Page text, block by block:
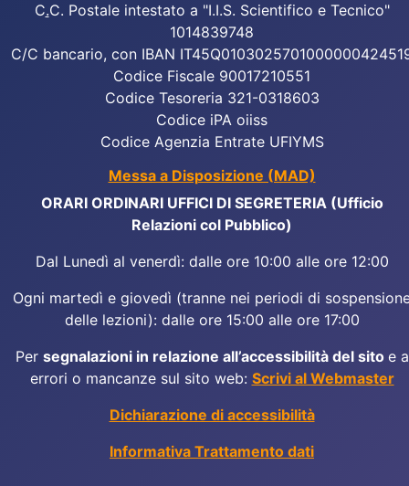
C.C. Postale intestato a "I.I.S. Scientifico e Tecnico"
1014839748
C/C bancario, con IBAN
Codice Fiscale 90017210551
Codice Tesoreria 321-0318603
Codice iPA oiiss
Codice Agenzia Entrate UFIYMS
Messa a Disposizione (MAD)
ORARI ORDINARI UFFICI DI SEGRETERIA (Ufficio
Relazioni col Pubblico)
Dal Lunedì al venerdì: dalle ore 10:00 alle ore 12:00
Ogni martedì e giovedì (tranne nei periodi di
delle lezioni): dalle ore 15:00 alle ore 17:00
Per segnalazioni in relazione all’accessibilità del sito e a
errori o mancanze sul sito web: Scrivi al Webmaster
Dichiarazione di accessibilità
Informativa Trattamento dati